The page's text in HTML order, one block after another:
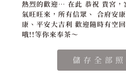
熱烈的歡迎… 在此 恭祝 貴宮，
氣旺旺來，所有信眾、 合府安
康、平安大吉利 歡迎隨時有空
哦!!等你來奉茶～
儲存全部照